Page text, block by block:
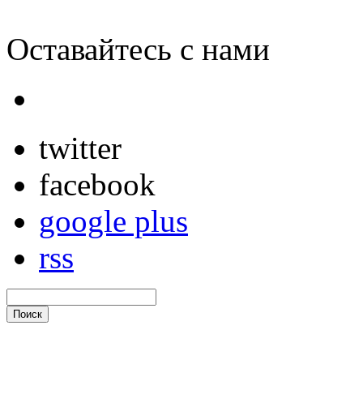
Оставайтесь с нами
twitter
facebook
google plus
rss